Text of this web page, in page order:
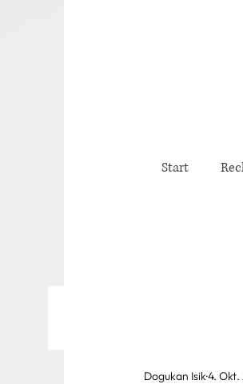
Start
Dogukan Isik4.